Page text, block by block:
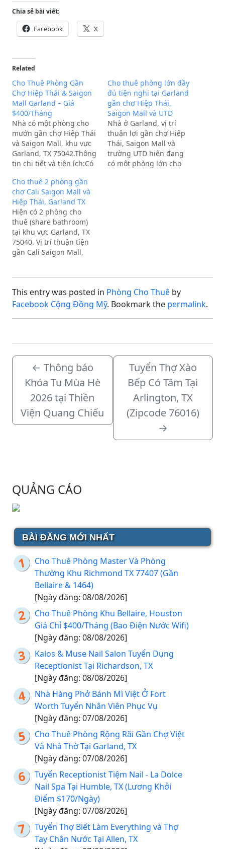
Chia sẻ bài viết:
Facebook X
Related
Cho Thuê Phòng Gần
Chợ Hiệp Thái & Saigon
Mall Garland – Giá
$400/Tháng
Nhà có một phòng cho
mướn gần chợ Hiệp Thái
và Saigon Mall, khu vực
Garland, TX 75042.Thông
tin chi tiết và tiện ích:Có
bao giặt sấy miễn
phí.Chủ nhà vui vẻ, thoải
mái.Ưu tiên cho du học
sinh.Giá thuê: $400 một
tháng. Nếu bao…
Cho thuê phòng lớn đầy
đủ tiện nghi tại Garland
gần chợ Hiệp Thái,
Saigon Mall và UTD
Nhà ở Garland, vị trí
thuận lợi gần chợ Hiệp
Thái, Saigon Mall và
trường UTD hiện đang
có một phòng lớn cho
Cho thuê 2 phòng gần
chợ Cali Saigon Mall và
Hiệp Thái, Garland TX
Hiện có 2 phòng cho
thuê (share bathroom)
tại khu vực Garland, TX
75040. Vị trí thuận tiện
gần Cali Saigon Mall,
$550/thángPhòng nhỏ:
$500/thángBao điện
This entry was posted in Phòng Cho Thuê by
Facebook Cộng Đồng Mỹ. Bookmark the permalink.
← Thông báo
Khóa Tu Mùa Hè
2026 tại Thiền
Viện Quang Chiếu
Tuyển Thợ Xào
Bếp Có Tâm Tại
Arlington, TX
(Zipcode 76016)
→
QUẢNG CÁO
BÀI ĐĂNG MỚI NHẤT
Cho Thuê Phòng Master Và Phòng
Thường Khu Richmond TX 77407 (Gần
Bellaire & 1464)
[Ngày đăng: 08/08/2026]
Cho Thuê Phòng Khu Bellaire, Houston
Giá Chỉ $400/Tháng (Bao Điện Nước Wifi)
[Ngày đăng: 08/08/2026]
Kalos & Muse Nail Salon Tuyển Dụng
Receptionist Tại Richardson, TX
[Ngày đăng: 08/08/2026]
Nhà Hàng Phở Bánh Mì Việt Ở Fort
Worth Tuyển Nhân Viên Phục Vụ
[Ngày đăng: 07/08/2026]
Cho Thuê Phòng Rộng Rãi Gần Chợ Việt
Và Nhà Thờ Tại Garland, TX
[Ngày đăng: 07/08/2026]
Tuyển Receptionist Tiệm Nail - La Dolce
Nail Spa Tại Humble, TX (Lương Khởi
Điểm $170/Ngày)
[Ngày đăng: 07/08/2026]
Tuyển Thợ Biết Làm Everything và Thợ
Tay Chân Nước Tại Allen, TX